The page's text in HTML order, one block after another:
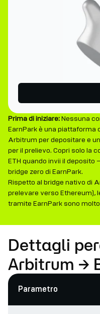
Prima di iniziare:Nessuna
EarnPark è una piattaforma
Arbitrum per depositare e
per il prelievo. Copri solo la
ETH quando invii il
bridge zero di EarnPark.
Rispetto al bridge nativo di
prelevare verso Ethereum),
tramite EarnPark sono
Dettagli
Arbitrum →
Parametro